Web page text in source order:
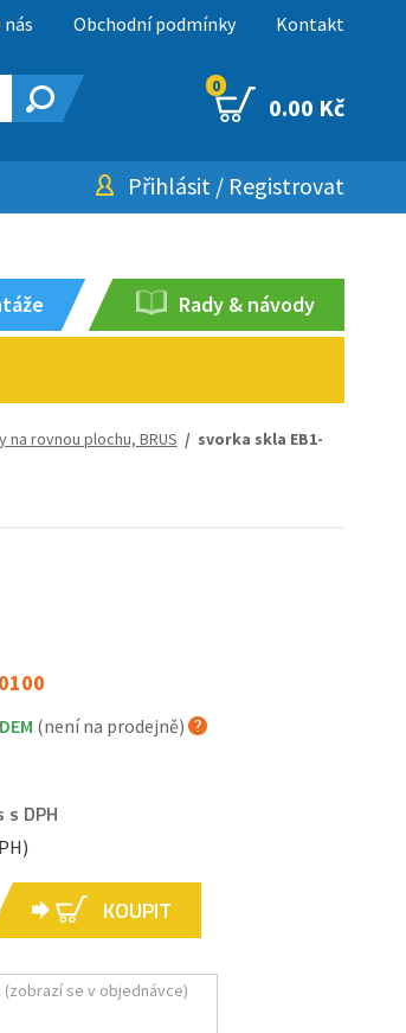
nás Obchodní podmínky Kontakt
0
0.00 Kč
Přihlásit / Registrovat
Rady & návody
na rovnou plochu, BRUS / svorka skla EB1-
(není na prodejně)
DPH
KOUPIT